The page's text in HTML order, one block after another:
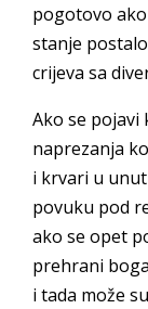
pogotovo
stanje
crijeva sa
Ako se pojavi
naprezanja
i krvari u
povuku pod
ako se opet
prehrani
i tada može